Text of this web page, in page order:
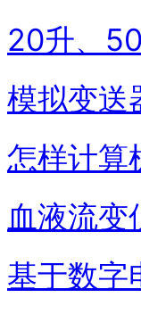
20升、
模拟变送
怎样计算
血液流变
基于数字